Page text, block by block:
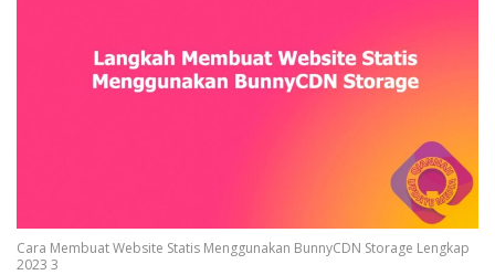
Cara Membuat Website Statis Menggunakan BunnyCDN Storage Lengkap
2023 3